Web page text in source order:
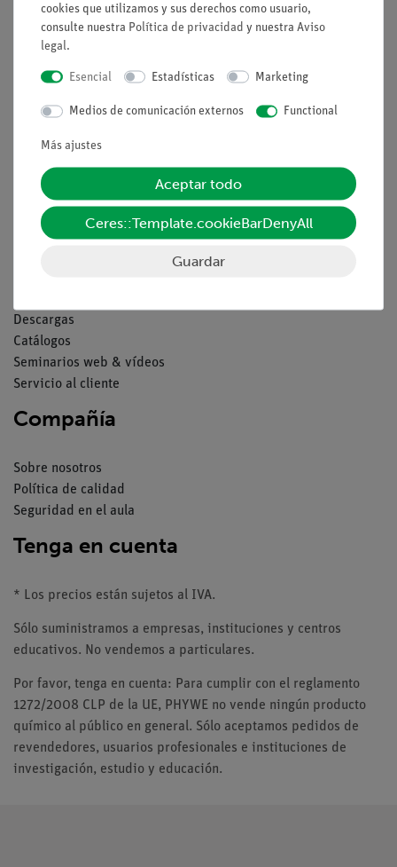
Aviso lega
Contacto
Condiciones comerciales generales
Declaración de privacidad
Pie de imprenta
Descargas
Catálogos
Seminarios web & vídeos
Servicio al cliente
Compañía
Sobre nosotros
Política de calidad
Seguridad en el aula
Tenga en cuenta
* Los precios están sujetos al IVA.
Sólo suministramos a empresas, instituciones y centros
educativos. No vendemos a particulares.
Por favor, tenga en cuenta: Para cumplir con el reglamento
1272/2008 CLP de la UE, PHYWE no vende ningún producto
químico al público en general. Sólo aceptamos pedidos de
revendedores, usuarios profesionales e instituciones de
investigación, estudio y educación.
cookies que utilizamos y sus derechos como usuario,
consulte nuestra Política de privacidad y nuestra Aviso
legal.
Esencial Estadísticas Marketing
Medios de comunicación externos Functional
Más ajustes
Aceptar todo
Ceres::Template.cookieBarDenyAll
Guardar